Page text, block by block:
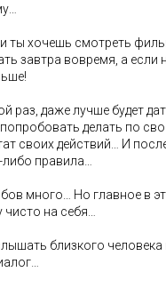
ты хочешь смотреть
завтра вовремя, а если
раз, даже лучше будет
делать по
своих действий… И
правила…
много… Но главное в
чисто на себя…
близкого человека